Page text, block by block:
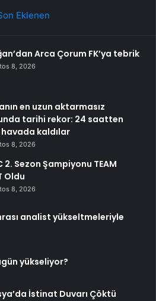
Eklenen
Arca Çorum FK’ya tebrik
8, 2026
en uzun aktarmasız
tarihi rekor: 24 saatten
kaldılar
8, 2026
2. Sezon Şampiyonu TEAM
Oldu
8, 2026
analist yükseltmeleriyle
yükseliyor?
İstinat Duvarı Çöktü